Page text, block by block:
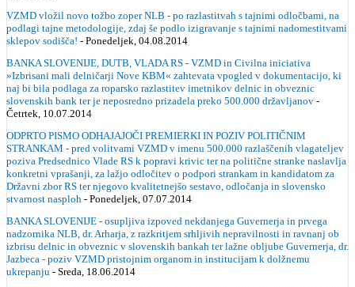
VZMD vložil novo tožbo zoper NLB - po razlastitvah s tajnimi odločbami, na
podlagi tajne metodologije, zdaj še podlo izigravanje s tajnimi nadomestitvami
sklepov sodišča! - Ponedeljek, 04.08.2014
BANKA SLOVENIJE, DUTB, VLADA RS - VZMD in Civilna iniciativa
»Izbrisani mali delničarji Nove KBM« zahtevata vpogled v dokumentacijo, ki
naj bi bila podlaga za roparsko razlastitev imetnikov delnic in obveznic
slovenskih bank ter je neposredno prizadela preko 500.000 državljanov -
Četrtek, 10.07.2014
ODPRTO PISMO ODHAJAJOČI PREMIERKI IN POZIV POLITIČNIM
STRANKAM - pred volitvami VZMD v imenu 500.000 razlaščenih vlagateljev
poziva Predsednico Vlade RS k popravi krivic ter na politične stranke naslavlja
konkretni vprašanji, za lažjo odločitev o podpori strankam in kandidatom za
Državni zbor RS ter njegovo kvalitetnejšo sestavo, odločanja in slovensko
stvarnost nasploh - Ponedeljek, 07.07.2014
BANKA SLOVENIJE - osupljiva izpoved nekdanjega Guvernerja in prvega
nadzornika NLB, dr. Arharja, z razkritjem srhljivih nepravilnosti in ravnanj ob
izbrisu delnic in obveznic v slovenskih bankah ter lažne obljube Guvernerja, dr.
Jazbeca - poziv VZMD pristojnim organom in institucijam k dolžnemu
ukrepanju - Sreda, 18.06.2014